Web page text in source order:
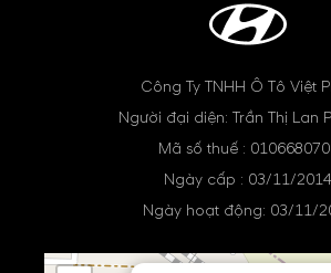
Công Ty TNHH Ô Tô Việt
Người đại diện: Trần Thị Lan
Mã số thuế :
Ngày cấp : 03/11/2014
Ngày hoạt động: 03/11/